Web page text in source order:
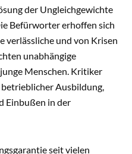
der Ungleichgewichte
Befürworter erhoffen sich
verlässliche und von Krisen
unabhängige
Menschen. Kritiker
Ausbildung,
Einbußen in der
seit vielen